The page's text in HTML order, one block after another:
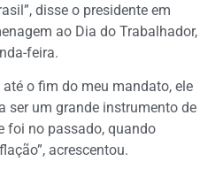
disse o presidente em
ao Dia do Trabalhador,
feira.
até o fim do meu mandato, ele
ser um grande instrumento de
foi no passado, quando
acrescentou.